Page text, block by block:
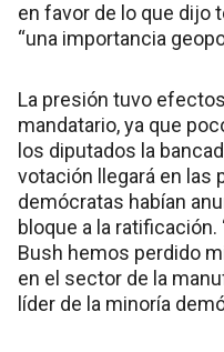
en favor de lo que dijo
“una importancia
La presión tuvo
mandatario, ya que
los diputados la
votación llegará en las
demócratas habían
bloque a la
Bush hemos perdido
en el sector de la
líder de la minoría